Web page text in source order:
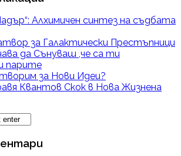
Алхимичен синтез на съдбата
за Галактически Престъпници
да Сънуваш ,че са ти
парите
за Нови Идеи?
Квантов Скок в Нова Жизнена